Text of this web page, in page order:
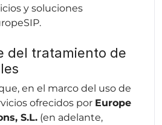
y soluciones
del tratamiento de
en el marco del uso de
ofrecidos por Europe
S.L. (en adelante,